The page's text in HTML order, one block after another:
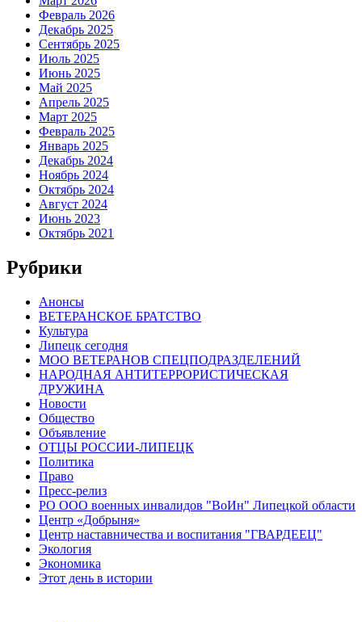
Февраль 2026
Декабрь 2025
Сентябрь 2025
Июль 2025
Июнь 2025
Май 2025
Апрель 2025
Март 2025
Февраль 2025
Январь 2025
Декабрь 2024
Ноябрь 2024
Октябрь 2024
Август 2024
Июнь 2023
Октябрь 2021
Рубрики
Анонсы
ВЕТЕРАНСКОЕ БРАТСТВО
Культура
Липецк сегодня
МОО ВЕТЕРАНОВ СПЕЦПОДРАЗДЕЛЕНИЙ
НАРОДНАЯ АНТИТЕРРОРИСТИЧЕСКАЯ
ДРУЖИНА
Новости
Общество
Объявление
ОТЦЫ РОССИИ-ЛИПЕЦК
Политика
Право
Пресс-релиз
РО ООО военных инвалидов "ВоИн" Липецкой области
Центр «Добрыня»
Центр наставничества и воспитания "ГВАРДЕЕЦ"
Экология
Экономика
Этот день в истории